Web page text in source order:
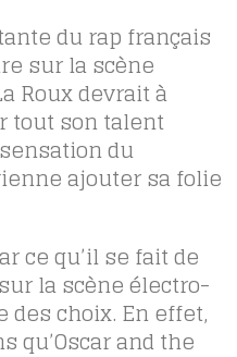
du rap français
sur la scène
Roux devrait à
tout son talent
du
ajouter sa folie
ce qu’il se fait de
la scène électro-
des choix. En effet,
qu’Oscar and the